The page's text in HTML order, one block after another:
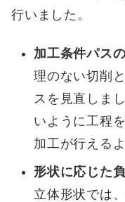
行いました。
加工条件パス
理のない切削
スを見直しま
いように工程
加工が行える
形状に応じた
立体形状では